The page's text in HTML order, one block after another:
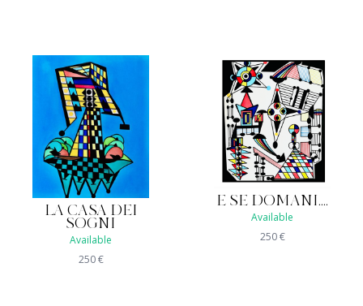
LA CASA DEI
SOGNI
Available
250€
E SE DOMANI....
Available
250€